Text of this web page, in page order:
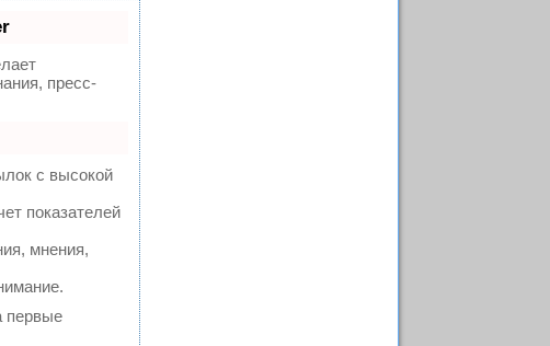
пресс-
с высокой
показателей
мнения,
первые